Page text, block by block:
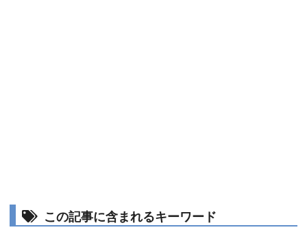
この記事に含まれるキーワード